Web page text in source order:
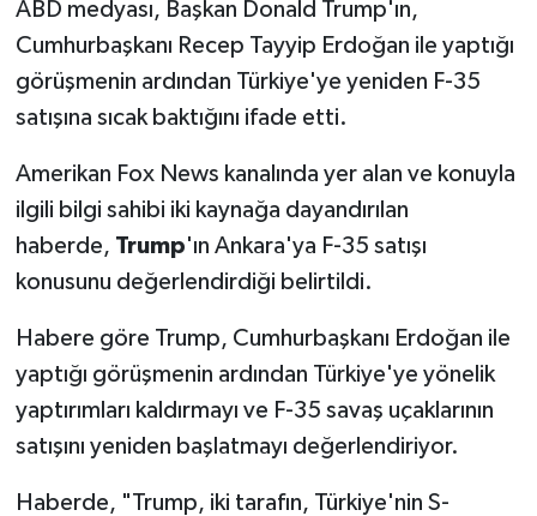
ABD medyası, Başkan Donald Trump'ın,
Cumhurbaşkanı Recep Tayyip Erdoğan ile yaptığı
görüşmenin ardından Türkiye'ye yeniden F-35
satışına sıcak baktığını ifade etti.
Amerikan Fox News kanalında yer alan ve konuyla
ilgili bilgi sahibi iki kaynağa dayandırılan
haberde, Trump'ın Ankara'ya F-35 satışı
konusunu değerlendirdiği belirtildi.
Habere göre Trump, Cumhurbaşkanı Erdoğan ile
yaptığı görüşmenin ardından Türkiye'ye yönelik
yaptırımları kaldırmayı ve F-35 savaş uçaklarının
satışını yeniden başlatmayı değerlendiriyor.
Haberde, "Trump, iki tarafın, Türkiye'nin S-
Siyaset
Spor
Tarım ve Ekonomi
Teknoloji
Yaşam